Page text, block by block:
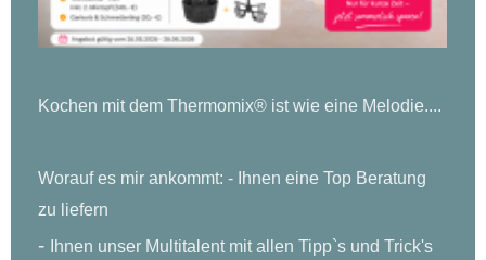
Kochen mit dem Thermomix® ist wie eine Melodie....
Worauf es mir ankommt: - Ihnen eine Top Beratung
zu liefern
-
Ihnen unser Multitalent mit allen Tipp`s und Trick's